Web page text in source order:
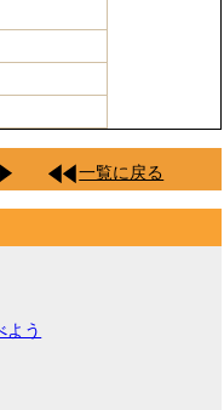
一覧に戻る
う